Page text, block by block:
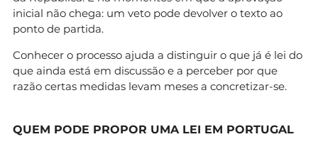
inicial não chega: um veto pode devolver o texto ao
ponto de partida.
Conhecer o processo ajuda a distinguir o que já é lei do
que ainda está em discussão e a perceber por que
razão certas medidas levam meses a concretizar-se.
QUEM PODE PROPOR UMA LEI EM PORTUGAL